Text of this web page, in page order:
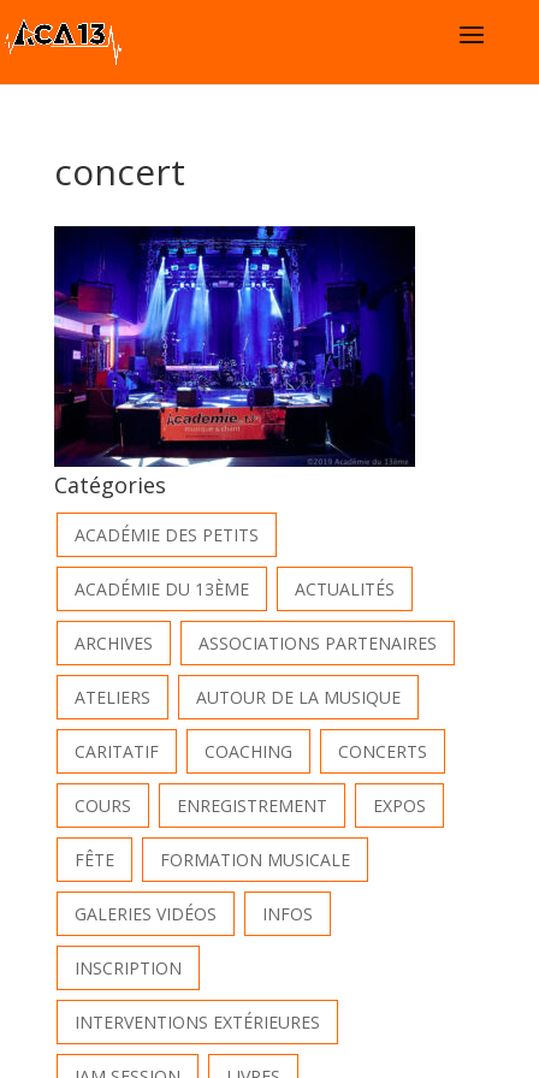
concert
Catégories
ACADÉMIE DES PETITS
ACADÉMIE DU 13ÈME ACTUALITÉS
ARCHIVES ASSOCIATIONS PARTENAIRES
ATELIERS AUTOUR DE LA MUSIQUE
CARITATIF COACHING CONCERTS
COURS ENREGISTREMENT EXPOS
FÊTE FORMATION MUSICALE
GALERIES VIDÉOS INFOS
INSCRIPTION
INTERVENTIONS EXTÉRIEURES